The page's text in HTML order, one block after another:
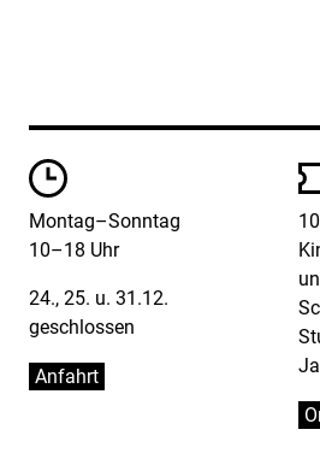
Öffungszeiten
Montag–Sonntag
10–18 Uhr
24., 25. u. 31.12.
geschlossen
Anfahrt